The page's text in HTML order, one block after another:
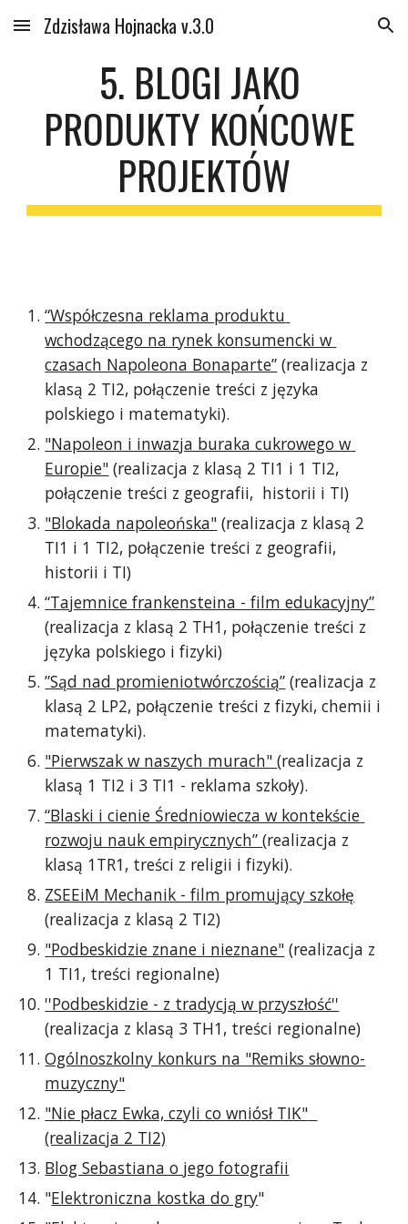
Skip to main content Skip to navigation
Zdzisława Hojnacka v.3.0
5. BLOGI JAKO
PRODUKTY KOŃCOWE
PROJEKTÓW
“Współczesna reklama produktu
wchodzącego na rynek konsumencki w
czasach Napoleona Bonaparte” (realizacja z
klasą 2 TI2, połączenie treści z języka
polskiego i matematyki).
"Napoleon i inwazja buraka cukrowego w
Europie" (realizacja z klasą 2 TI1 i 1 TI2,
połączenie treści z geografii,  historii i TI)
"Blokada napoleońska" (realizacja z klasą 2
TI1 i 1 TI2, połączenie treści z geografii,
historii i TI)
“Tajemnice frankensteina - film edukacyjny”
(realizacja z klasą 2 TH1, połączenie treści z
języka polskiego i fizyki)
”Sąd nad promieniotwórczością” (realizacja z
klasą 2 LP2, połączenie treści z fizyki, chemii i
matematyki).
"Pierwszak w naszych murach" (realizacja z
klasą 1 TI2 i 3 TI1 - reklama szkoły).
“Blaski i cienie Średniowiecza w kontekście
rozwoju nauk empirycznych” (realizacja z
klasą 1TR1, treści z religii i fizyki).
ZSEEiM Mechanik - film promujący szkołę
(realizacja z klasą 2 TI2)
"Podbeskidzie znane i nieznane" (realizacja z
1 TI1, treści regionalne)
''Podbeskidzie - z tradycją w przyszłość''
(realizacja z klasą 3 TH1, treści regionalne)
Ogólnoszkolny konkurs na "Remiks słowno-
muzyczny"
"Nie płacz Ewka, czyli co wniósł TIK"
(realizacja 2 TI2)
Blog Sebastiana o jego fotografii
"Elektroniczna kostka do gry"